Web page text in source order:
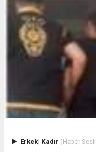
Erkek| Kadın (Haberi